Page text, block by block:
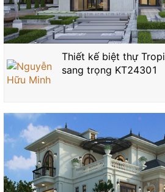
Thiết kế biệt thự
sang trọng KT24301